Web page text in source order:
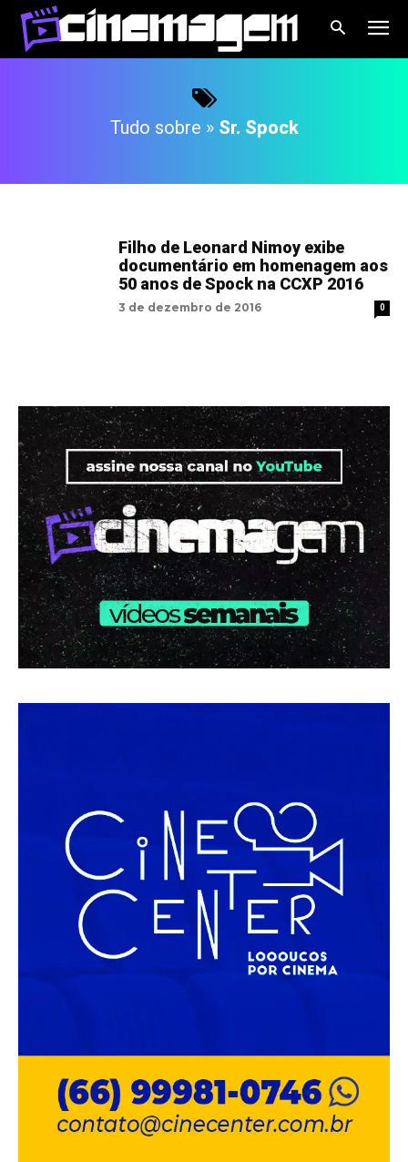
Tudo sobre » Sr. Spock
Filho de Leonard Nimoy exibe
documentário em homenagem aos
50 anos de Spock na CCXP 2016
3 de dezembro de 2016 0